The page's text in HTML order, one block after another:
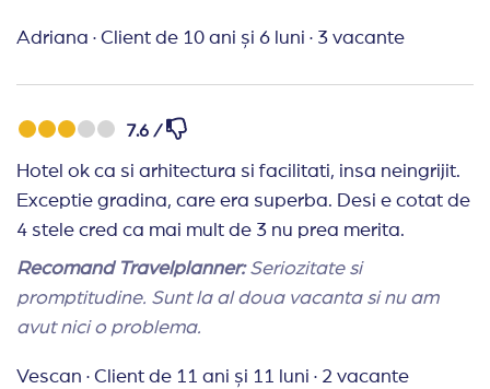
Adriana · Client de 10 ani și 6 luni · 3 vacante
7.6 /
Hotel ok ca si arhitectura si facilitati, insa neingrijit.
Exceptie gradina, care era superba. Desi e cotat de
4 stele cred ca mai mult de 3 nu prea merita.
Recomand Travelplanner:Seriozitate si
promptitudine. Sunt la al doua vacanta si nu am
avut nici o problema.
Vescan · Client de 11 ani și 11 luni · 2 vacante